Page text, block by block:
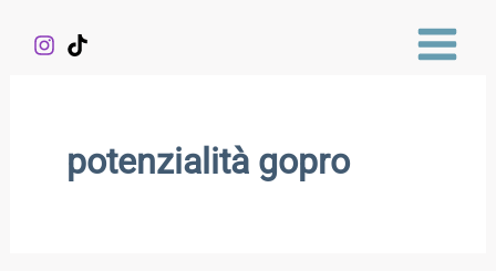
potenzialità gopro